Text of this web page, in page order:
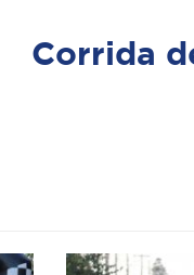
Corrida